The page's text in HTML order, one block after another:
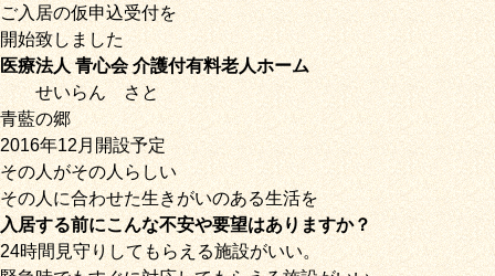
ご入居の仮申込受付を
開始致しました
医療法人 青心会 介護付有料老人ホーム
せいらんさと
青藍の郷
2016年12月開設予定
その人がその人らしい
その人に合わせた生きがいのある生活を
入居する前にこんな不安や要望はありますか？
24時間見守りしてもらえる施設がいい。